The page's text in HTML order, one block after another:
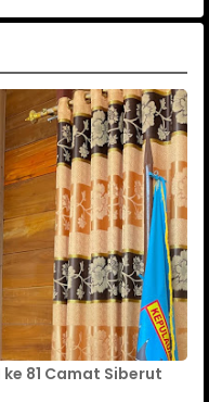
81 Camat Siberut